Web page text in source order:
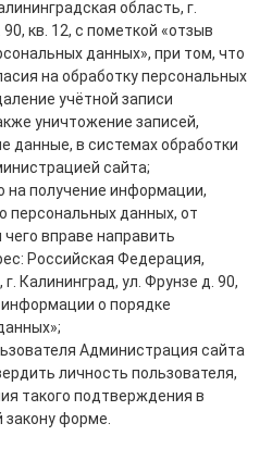
область, г.
кв. 12, с пометкой «отзыв
данных», при том, что
на обработку персональных
учётной записи
уничтожение записей,
данные, в системах обработки
сайта;
на получение информации,
персональных данных, от
вправе направить
Российская Федерация,
Калининград, ул. Фрунзе д. 90,
информации о порядке
Администрация сайта
личность пользователя,
такого подтверждения в
форме.